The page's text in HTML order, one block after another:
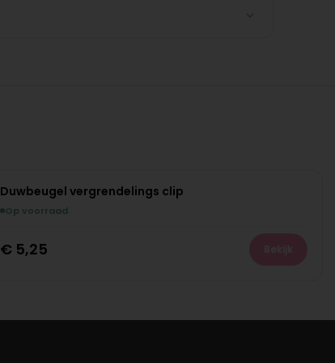
Duwbeugel vergrendelings clip
Op voorraad
€ 5,25